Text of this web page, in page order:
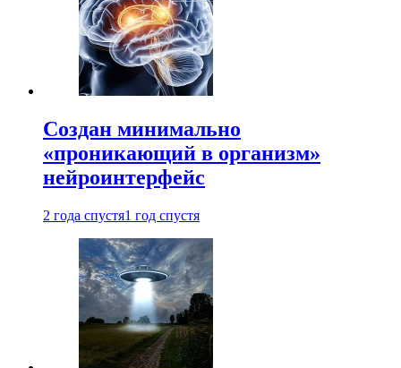
Создан минимально
«проникающий в организм»
нейроинтерфейс
2 года спустя1 год спустя